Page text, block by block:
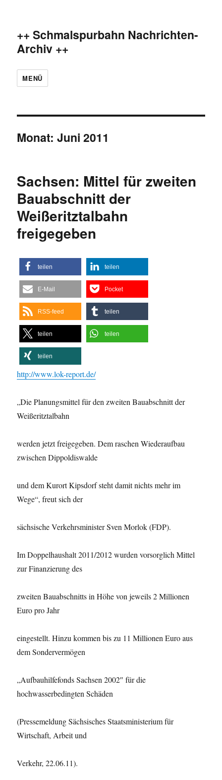
++ Schmalspurbahn Nachrichten-
Archiv ++
MENÜ
Monat:Juni 2011
Sachsen: Mittel für zweiten
Bauabschnitt der
Weißeritztalbahn
freigegeben
teilen teilen
E-Mail Pocket
RSS-feed teilen
teilen teilen
teilen
http://www.lok-report.de/
„Die Planungsmittel für den zweiten Bauabschnitt der
Weißeritztalbahn
werden jetzt freigegeben. Dem raschen Wiederaufbau
zwischen Dippoldiswalde
und dem Kurort Kipsdorf steht damit nichts mehr im
Wege“, freut sich der
sächsische Verkehrsminister Sven Morlok (FDP).
Im Doppelhaushalt 2011/2012 wurden vorsorglich Mittel
zur Finanzierung des
zweiten Bauabschnitts in Höhe von jeweils 2 Millionen
Euro pro Jahr
eingestellt. Hinzu kommen bis zu 11 Millionen Euro aus
dem Sondervermögen
„Aufbauhilfefonds Sachsen 2002″ für die
hochwasserbedingten Schäden
(Pressemeldung Sächsisches Staatsministerium für
Wirtschaft, Arbeit und
Verkehr, 22.06.11).